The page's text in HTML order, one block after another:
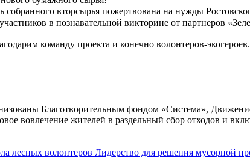
вторсырья пожертвована на нужды
в познавательной викторине от партнеров
команду проекта и конечно волонтеров-
Благотворительным фондом «Система»,
вовлечение жителей в раздельный сбор отходов и
лесных волонтеров Лидерство для решения мусорной